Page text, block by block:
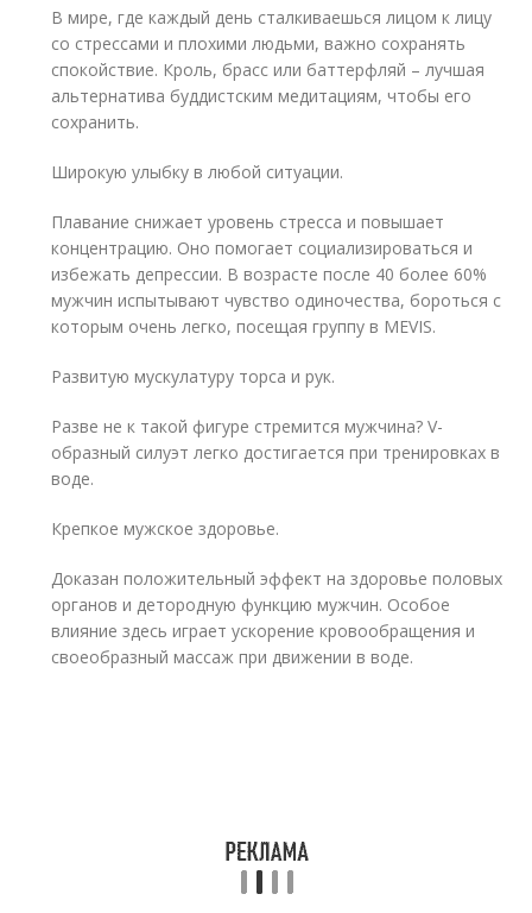
В мире, где каждый день сталкиваешься лицом к лицу
со стрессами и плохими людьми, важно сохранять
спокойствие. Кроль, брасс или баттерфляй – лучшая
альтернатива буддистским медитациям, чтобы его
сохранить.
Широкую улыбку в любой ситуации.
Плавание снижает уровень стресса и повышает
концентрацию. Оно помогает социализироваться и
избежать депрессии. В возрасте после 40 более 60%
мужчин испытывают чувство одиночества, бороться с
которым очень легко, посещая группу в MEVIS.
Развитую мускулатуру торса и рук.
Разве не к такой фигуре стремится мужчина? V-
образный силуэт легко достигается при тренировках в
воде.
Крепкое мужское здоровье.
Доказан положительный эффект на здоровье половых
органов и детородную функцию мужчин. Особое
влияние здесь играет ускорение кровообращения и
своеобразный массаж при движении в воде.